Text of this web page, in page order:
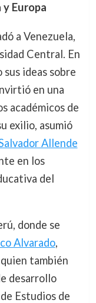
Europa
a Venezuela,
Central. En
ideas sobre
en una
académicos de
exilio, asumió
Allende
en los
del
donde se
Alvarado,
también
desarrollo
Estudios de